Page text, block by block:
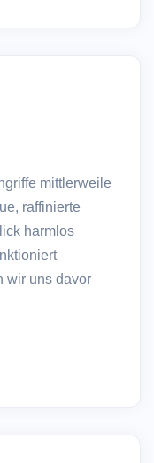
mittlerweile
raffinierte
harmlos
wir uns davor